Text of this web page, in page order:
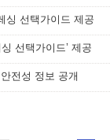
싱 선택가이드 제공
선택가이드’ 제공
전성 정보 공개